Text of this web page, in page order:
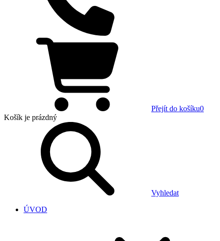
Přejít do košíku0
Košík je prázdný
Vyhledat
ÚVOD